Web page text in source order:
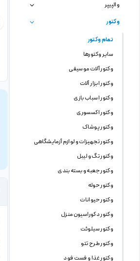
والپیپر
وکتور
تمام وکتور
سایر وکتورها
وکتور آلات موسیقی
وکتور ابزار آلات
وکتور اسباب بازی
وکتور اکسسوری
وکتور پوشاک
وکتور تجهیزات و لوازم آزمایشگاهی
وکتور تگ و لیبل
وکتور جعبه و بسته بندی
وکتور حوله
وکتور حیوانات
وکتور دکوراسیون منزل
وکتور سیلوئت
وکتور طرح تتو
وکتور غذا و فست فود